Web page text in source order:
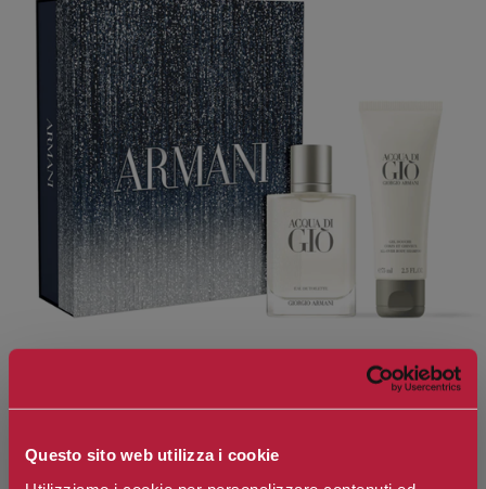
Questo sito web utilizza i cookie